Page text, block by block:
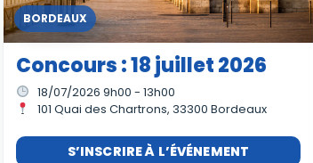
BORDEAUX
Concours : 18 juillet 2026
18/07/2026 9h00 - 13h00
101 Quai des Chartrons, 33300 Bordeaux
S’INSCRIRE À L’ÉVÉNEMENT